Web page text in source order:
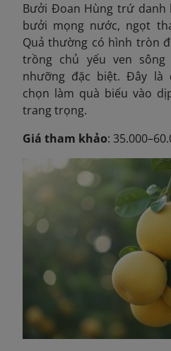
Bưởi Đoan Hùng trứ danh
bưởi mọng nước, ngọt
Quả thường có hình tròn
trồng chủ yếu ven
nhưỡng đặc biệt. Đây là
chọn làm quà biếu vào
trang trọng.
Giá tham khảo: